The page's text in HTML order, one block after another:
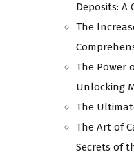
Deposits: A
The
The Power
Unlocking
The
The Art of
Secrets of